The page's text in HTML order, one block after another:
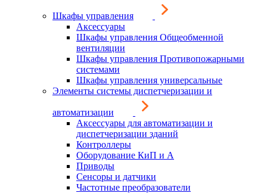
Шкафы управления
Аксессуары
Шкафы управления Общеобменной
вентиляции
Шкафы управления Противопожарными
системами
Шкафы управления универсальные
Элементы системы диспетчеризации и
автоматизации
Аксессуары для автоматизации и
диспетчеризации зданий
Контроллеры
Оборудование КиП и А
Приводы
Сенсоры и датчики
Частотные преобразователи